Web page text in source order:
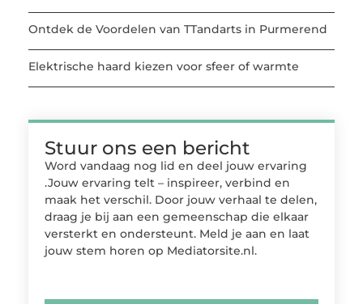
Ontdek de Voordelen van TTandarts in Purmerend
Elektrische haard kiezen voor sfeer of warmte
Stuur ons een bericht
Word vandaag nog lid en deel jouw ervaring
.Jouw ervaring telt – inspireer, verbind en
maak het verschil. Door jouw verhaal te delen,
draag je bij aan een gemeenschap die elkaar
versterkt en ondersteunt. Meld je aan en laat
jouw stem horen op Mediatorsite.nl.